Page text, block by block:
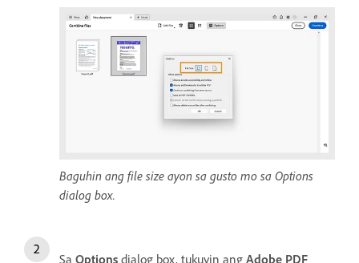
Baguhin ang file size ayon sa gusto mo sa Options
dialog box.
Sa Options dialog box, tukuyin ang Adobe PDF